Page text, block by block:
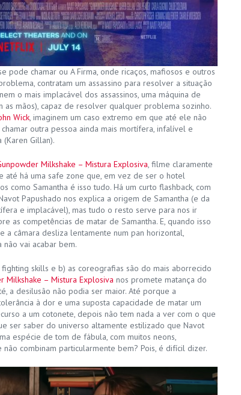
pode chamar ou A Firma, onde ricaços, mafiosos e outros
contratam um assassino para resolver a situação
o mais implacável dos assassinos, uma máquina de
as mãos), capaz de resolver qualquer problema sozinho.
Wick, imaginem um caso extremo em que até ele não
outra pessoa ainda mais mortífera, infalível e
Gillan).
Milkshake – Mistura Explosiva, filme claramente
até há uma safe zone que, em vez de ser o hotel
como Samantha é isso tudo. Há um curto flashback, com
Papushado nos explica a origem de Samantha (e da
e implacável), mas tudo o resto serve para nos ir
as competências de matar de Samantha. E, quando isso
a câmara desliza lentamente num pan horizontal,
vai acabar bem.
skills e b) as coreografias são do mais aborrecido
Milkshake – Mistura Explosiva nos promete matança do
a desilusão não podia ser maior. Até porque a
à dor e uma suposta capacidade de matar um
a um cotonete, depois não tem nada a ver com o que
ser saber do universo altamente estilizado que Navot
espécie de tom de fábula, com muitos neons,
combinam particularmente bem? Pois, é difícil dizer.